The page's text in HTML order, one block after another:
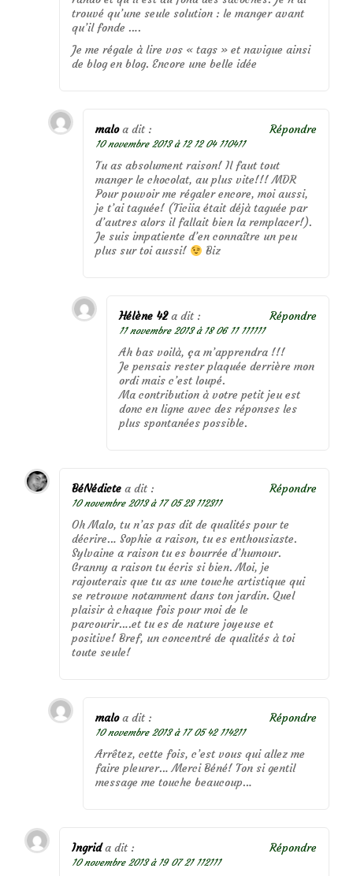
trouvé qu’une seule solution : le manger avant
qu’il fonde ….
Je me régale à lire vos « tags » et navigue ainsi
de blog en blog. Encore une belle idée
malo a dit :
10 novembre 2013 à 12 12 04 110411
Tu as absolument raison! Il faut tout
manger le chocolat, au plus vite!!! MDR
Pour pouvoir me régaler encore, moi aussi,
je t’ai taguée! (Ticiia était déjà taguée par
d’autres alors il fallait bien la remplacer!).
Je suis impatiente d’en connaître un peu
plus sur toi aussi!
Biz
Répondre
Hélène 42 a dit :
11 novembre 2013 à 18 06 11 111111
Ah bas voilà, ça m’apprendra !!!
Je pensais rester plaquée derrière mon
ordi mais c’est loupé.
Ma contribution à votre petit jeu est
donc en ligne avec des réponses les
plus spontanées possible.
Répondre
BéNédicte a dit :
10 novembre 2013 à 17 05 23 112311
Oh Malo, tu n’as pas dit de qualités pour te
décrire… Sophie a raison, tu es enthousiaste.
Sylvaine a raison tu es bourrée d’humour.
Granny a raison tu écris si bien. Moi, je
rajouterais que tu as une touche artistique qui
se retrouve notamment dans ton jardin. Quel
plaisir à chaque fois pour moi de le
parcourir….et tu es de nature joyeuse et
positive! Bref, un concentré de qualités à toi
toute seule!
Répondre
malo a dit :
10 novembre 2013 à 17 05 42 114211
Arrêtez, cette fois, c’est vous qui allez me
faire pleurer… Merci Béné! Ton si gentil
message me touche beaucoup…
Répondre
Ingrid a dit :
10 novembre 2013 à 19 07 21 112111
Répondre